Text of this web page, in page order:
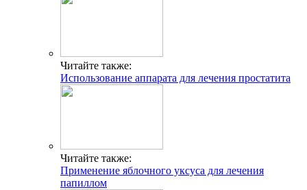
Читайте также:
Использование аппарата для лечения простатита
Читайте также:
Применение яблочного уксуса для лечения
папиллом